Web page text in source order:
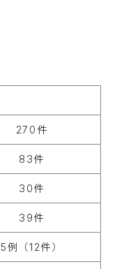
270件
83件
30件
39件
5例（12件）